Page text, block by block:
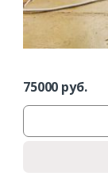
75000 руб.